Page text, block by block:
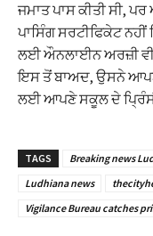
ਜਮਾਤ ਪਾਸ ਕੀਤੀ ਸੀ,
ਪਾਸਿੰਗ ਸਰਟੀਫਿਕੇਟ
ਲਈ ਔਨਲਾਈਨ ਅਰਜ਼ੀ ਵੀ
ਇਸ ਤੋਂ ਬਾਅਦ, ਉਸਨੇ
ਲਈ ਆਪਣੇ ਸਕੂਲ ਦੇ
TAGS Breaking news
Ludhiana news
Vigilance Bureau catches